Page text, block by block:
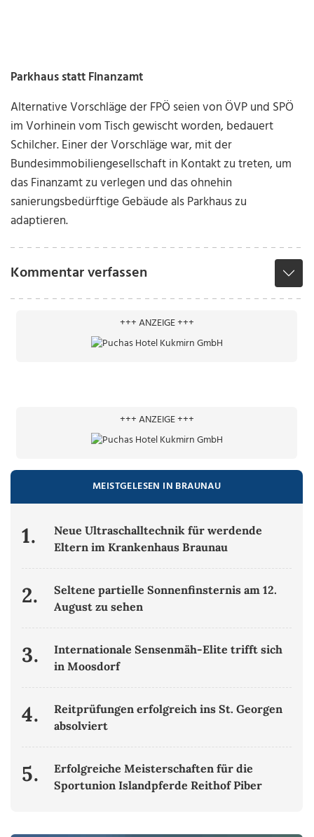
Parkhaus statt Finanzamt
Alternative Vorschläge der FPÖ seien von ÖVP und SPÖ
im Vorhinein vom Tisch gewischt worden, bedauert
Schilcher. Einer der Vorschläge war, mit der
Bundesimmobiliengesellschaft in Kontakt zu treten, um
das Finanzamt zu verlegen und das ohnehin
sanierungsbedürftige Gebäude als Parkhaus zu
adaptieren.
Kommentar verfassen
+++ ANZEIGE +++
+++ ANZEIGE +++
MEISTGELESEN IN BRAUNAU
1.
Neue Ultraschalltechnik für werdende
Eltern im Krankenhaus Braunau
2.
Seltene partielle Sonnenfinsternis am 12.
August zu sehen
3.
Internationale Sensenmäh-Elite trifft sich
in Moosdorf
4.
Reitprüfungen erfolgreich ins St. Georgen
absolviert
5.
Erfolgreiche Meisterschaften für die
Sportunion Islandpferde Reithof Piber